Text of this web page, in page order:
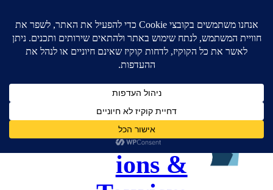
גל כנסים
ותיירות –
Gal
Convent
ions &